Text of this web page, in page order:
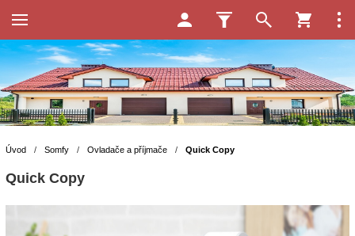
Úvod / Somfy / Ovladače a příjmače / Quick Copy
Quick Copy